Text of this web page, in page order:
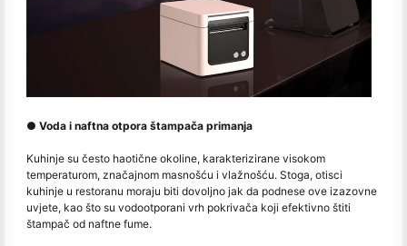
● Voda i naftna otpora štampača primanja
Kuhinje su često haotične okoline, karakterizirane visokom
temperaturom, značajnom masnošću i vlažnošću. Stoga, otisci
kuhinje u restoranu moraju biti dovoljno jak da podnese ove izazovne
uvjete, kao što su vodootporani vrh pokrivača koji efektivno štiti
štampač od naftne fume.